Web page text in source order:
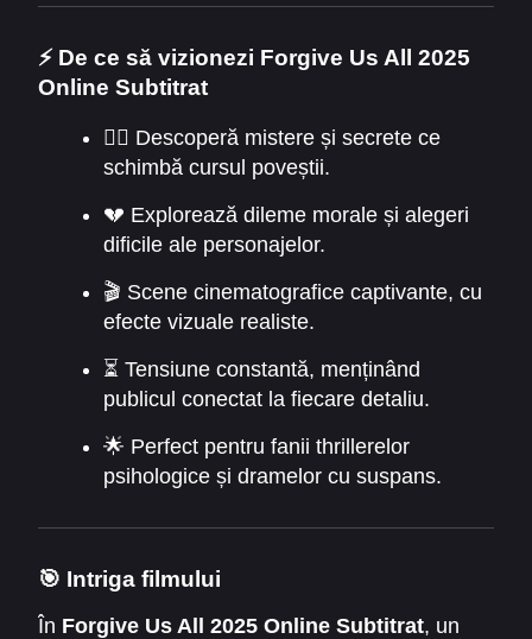
captivantă de la primul minut, iar fiecare scenă
contribuie la descifrarea enigmei principale.
⚡ De ce să vizionezi Forgive Us All 2025
Online Subtitrat
🕵️‍♂️ Descoperă mistere și secrete ce
schimbă cursul poveștii.
💔 Explorează dileme morale și alegeri
dificile ale personajelor.
🎬 Scene cinematografice captivante, cu
efecte vizuale realiste.
⏳ Tensiune constantă, menținând
publicul conectat la fiecare detaliu.
🌟 Perfect pentru fanii thrillerelor
psihologice și dramelor cu suspans.
🎯 Intriga filmului
În Forgive Us All 2025 Online Subtitrat, un